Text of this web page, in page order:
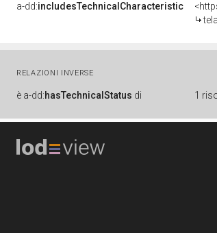
a-dd:includesTechnicalCharacteristic
RELAZIONI INVERSE
è a-dd:hasTechnicalStatus di 1